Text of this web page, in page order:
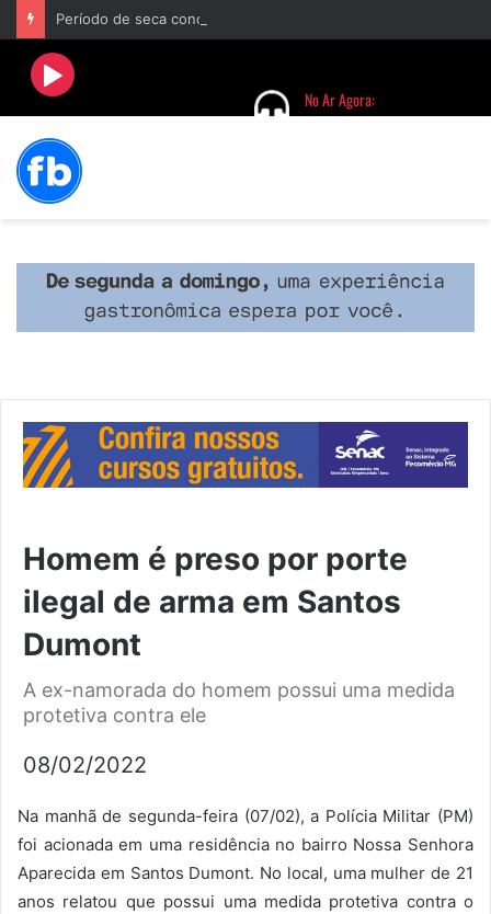
Homem é preso por porte
ilegal de arma em Santos
Dumont
A ex-namorada do homem possui uma medida
protetiva contra ele
08/02/2022
Na manhã de segunda-feira (07/02), a Polícia Militar (PM)
foi acionada em uma residência no bairro Nossa Senhora
Aparecida em Santos Dumont. No local, uma mulher de 21
anos relatou que possui uma medida protetiva contra o